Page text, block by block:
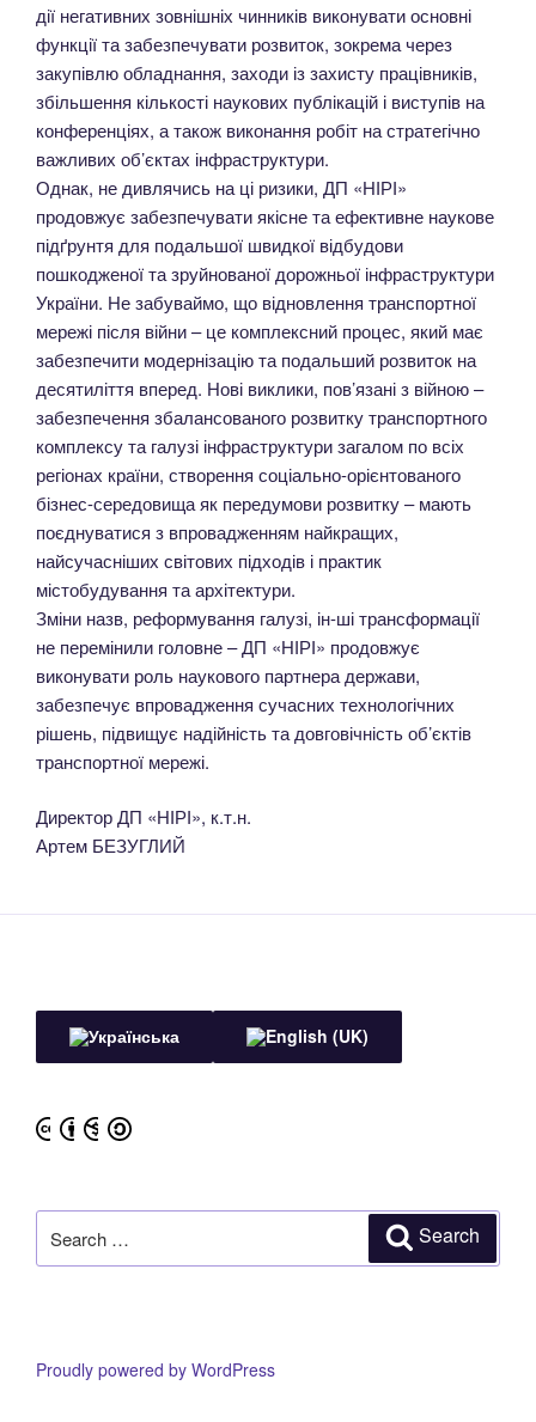
дії негативних зовнішніх чинників виконувати основні
функції та забезпечувати розвиток, зокрема через
закупівлю обладнання, заходи із захисту працівників,
збільшення кількості наукових публікацій і виступів на
конференціях, а також виконання робіт на стратегічно
важливих об’єктах інфраструктури.
Однак, не дивлячись на ці ризики, ДП «НІРІ»
продовжує забезпечувати якісне та ефективне наукове
підґрунтя для подальшої швидкої відбудови
пошкодженої та зруйнованої дорожньої інфраструктури
України. Не забуваймо, що відновлення транспортної
мережі після війни – це комплексний процес, який має
забезпечити модернізацію та подальший розвиток на
десятиліття вперед. Нові виклики, пов’язані з війною –
забезпечення збалансованого розвитку транспортного
комплексу та галузі інфраструктури загалом по всіх
регіонах країни, створення соціально-орієнтованого
бізнес-середовища як передумови розвитку – мають
поєднуватися з впровадженням найкращих,
найсучасніших світових підходів і практик
містобудування та архітектури.
Зміни назв, реформування галузі, ін-ші трансформації
не перемінили головне – ДП «НІРІ» продовжує
виконувати роль наукового партнера держави,
забезпечує впровадження сучасних технологічних
рішень, підвищує надійність та довговічність об’єктів
транспортної мережі.
Директор ДП «НІРІ», к.т.н.
Артем БЕЗУГЛИЙ
for:
Search
Proudly powered by WordPress